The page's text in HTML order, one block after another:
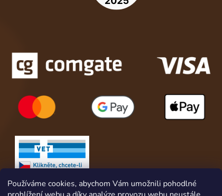
Používáme cookies, abychom Vám umožnili pohodlné